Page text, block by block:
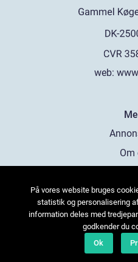
web:
Om
På vores website bruges
statistik og personalisering
information deles med
godkender du
Ok